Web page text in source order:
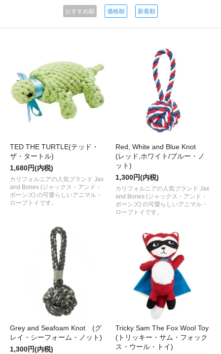
おすすめ順 価格順 新着順
TED THE TURTLE(テッド・
ザ・タートル)
1,680円(内税)
カリフォルニアの人気ブランド Jax
and Bones (ジャックス・アンド・
ボーンズ) の可愛らしいアニマル・
ロープトイです。
Red, White and Blue Knot
(レッド,ホワイト/ブルー・ノ
ット)
1,300円(内税)
カリフォルニアの人気ブランド Jax
and Bones (ジャックス・アンド・
ボーンズ) の可愛らしいアニマル・
ロープトイです。
Grey and Seafoam Knot (グ
レイ・シーフォーム・ノット)
1,300円(内税)
Tricky Sam The Fox Wool Toy
(トリッキー・サム・フォック
ス・ウール・トイ)